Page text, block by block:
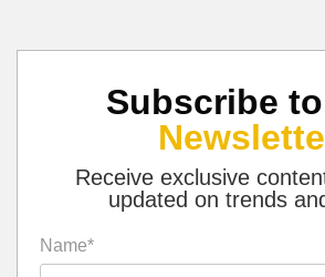
Subscribe
Receive exclusive
updated on trends
Name*